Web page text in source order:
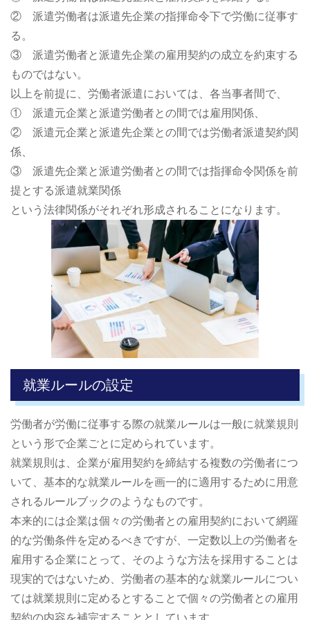
② 派遣労働者は派遣先企業の指揮命令下で労働に従事す
る。
③ 派遣労働者と派遣先企業の雇用契約の成立を約束する
ものではない。
以上を前提に、労働者派遣においては、各当事者間で、
① 派遣元企業と派遣労働者との間では雇用関係、
② 派遣元企業と派遣先企業との間では労働者派遣契約関
係、
③ 派遣先企業と派遣労働者との間では指揮命令関係を前
提とする派遣就業関係
という法律関係がそれぞれ形成されることになります。
就業ルールの設定
労働者が労働に従事する際の就業ルールは一般に就業規則
という形で企業ごとに定められています。
就業規則は、企業が雇用契約を締結する複数の労働者につ
いて、基本的な就業ルールを画一的に適用するために用意
されるルールブックのようなものです。
本来的には企業は個々の労働者との雇用契約において網羅
的な労働条件を定めるべきですが、一定数以上の労働者を
雇用する企業にとって、そのような方法を採用することは
現実的ではないため、労働者の基本的な就業ルールについ
ては就業規則に定めるとすることで個々の労働者との雇用
契約の内容を補完することとしています。